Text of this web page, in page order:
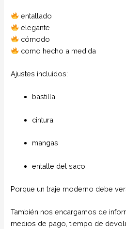
entallado
elegante
cómodo
como hecho a medida
Ajustes incluidos:
bastilla
cintura
mangas
entalle del saco
Porque un traje moderno debe
También nos encargamos de
medios de pago, tiempo de